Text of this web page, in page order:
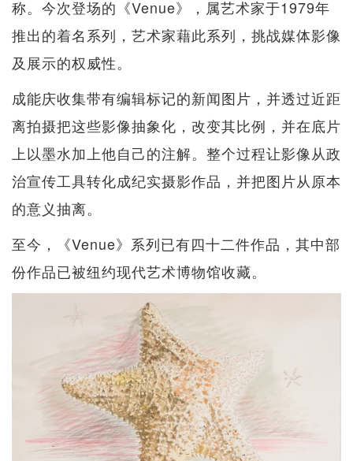
称。今次登场的《Venue》，属艺术家于1979年
推出的着名系列，艺术家藉此系列，挑战媒体影像
及展示的权威性。
成能庆收集带有编辑标记的新闻图片，并透过近距
离拍摄把这些影像抽象化，改变其比例，并在底片
上以墨水加上他自己的注解。整个过程让影像从政
治宣传工具转化成纪实摄影作品，并把图片从原本
的意义抽离。
至今，《Venue》系列已有四十二件作品，其中部
份作品已被纽约现代艺术博物馆收藏。